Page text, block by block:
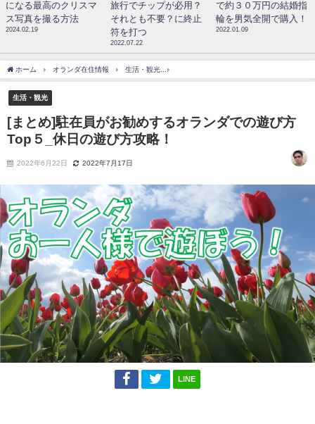
になる最高のクリスマ
ス写真を撮る方法
2024.02.19
旅行でチップが必用？
それとも不要？に終止
符を打つ
2022.07.22
で約３０万円の結婚指
輪を男気全開で購入！
2022.01.09
ホーム オランダ在住情報 生活・観光
生活・観光
[まとめ]駐在員がお勧めするオランダでの遊び方
Top５_休日の遊び方攻略！
2022年6月22日 2022年7月17日
LINE